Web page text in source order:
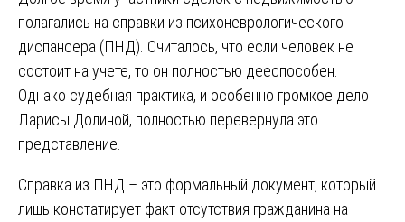
полагались на справки из психоневрологического
диспансера (ПНД). Считалось, что если человек не
состоит на учете, то он полностью дееспособен.
Однако судебная практика, и особенно громкое дело
Ларисы Долиной, полностью перевернула это
представление.
Справка из ПНД – это формальный документ, который
лишь констатирует факт отсутствия гражданина на